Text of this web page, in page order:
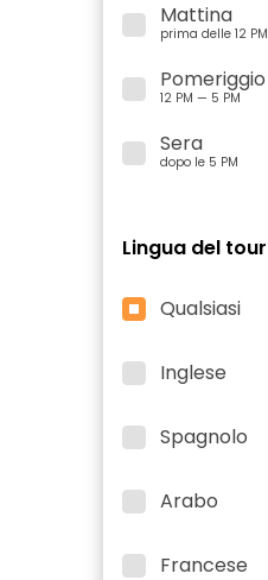
Mattina
prima delle 12 PM
Pomeriggio
12 PM — 5 PM
Sera
dopo le 5 PM
Lingua del tour
Qualsiasi
Inglese
Spagnolo
Arabo
Francese